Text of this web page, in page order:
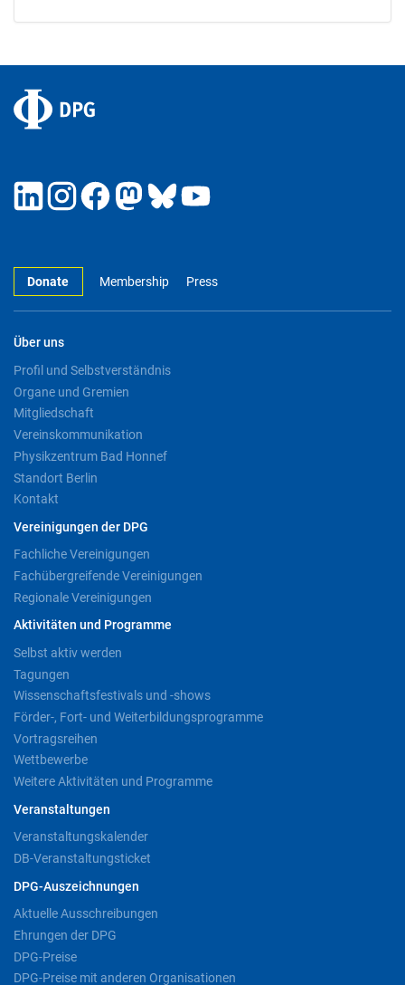
Donate Membership Press
Über uns
Profil und Selbstverständnis
Organe und Gremien
Mitgliedschaft
Vereinskommunikation
Physikzentrum Bad Honnef
Standort Berlin
Kontakt
Vereinigungen der DPG
Fachliche Vereinigungen
Fachübergreifende Vereinigungen
Regionale Vereinigungen
Aktivitäten und Programme
Selbst aktiv werden
Tagungen
Wissenschaftsfestivals und -shows
Förder-, Fort- und Weiterbildungsprogramme
Vortragsreihen
Wettbewerbe
Weitere Aktivitäten und Programme
Veranstaltungen
Veranstaltungskalender
DB-Veranstaltungsticket
DPG-Auszeichnungen
Aktuelle Ausschreibungen
Ehrungen der DPG
DPG-Preise
DPG-Preise mit anderen Organisationen